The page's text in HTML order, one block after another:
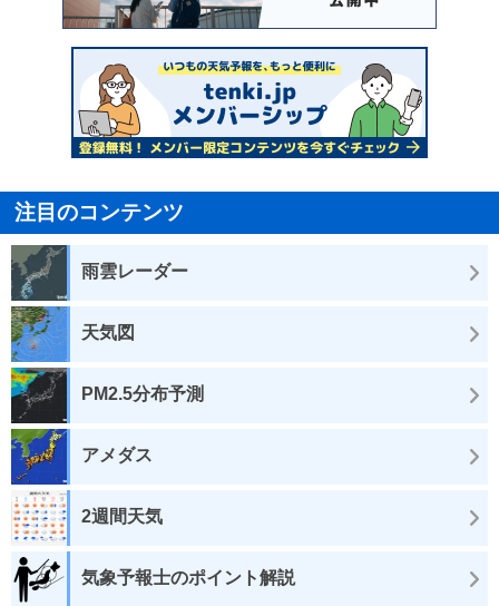
注目のコンテンツ
雨雲レーダー
天気図
PM2.5分布予測
アメダス
2週間天気
気象予報士のポイント解説